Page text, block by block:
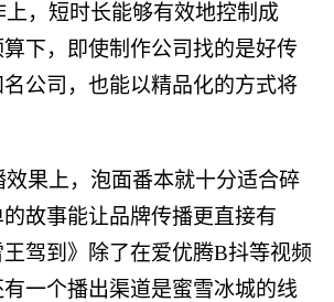
上，短时长能够有效地控制成
下，即使制作公司找的是好传
公司，也能以精品化的方式将
效果上，泡面番本就十分适合碎
故事能让品牌传播更直接有
驾到》除了在爱优腾B抖等视频
一个播出渠道是蜜雪冰城的线